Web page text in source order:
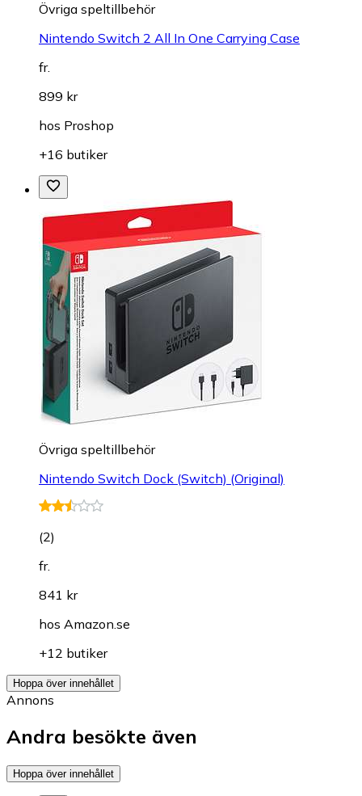
Övriga speltillbehör
Nintendo Switch 2 All In One Carrying Case
fr.
899 kr
hos Proshop
+16 butiker
Övriga speltillbehör
Nintendo Switch Dock (Switch) (Original)
(2)
fr.
841 kr
hos Amazon.se
+12 butiker
Hoppa över innehållet
Annons
Andra besökte även
Hoppa över innehållet